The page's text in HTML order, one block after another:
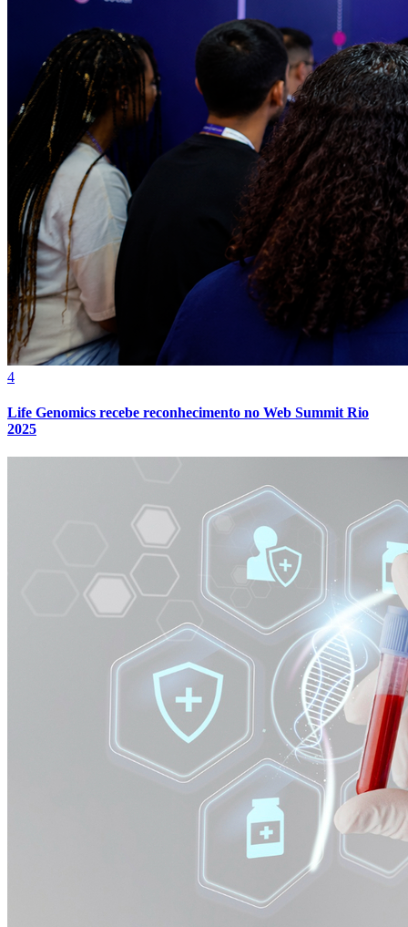
Athletico-PR
4
Life Genomics recebe reconhecimento no Web Summit Rio
2025